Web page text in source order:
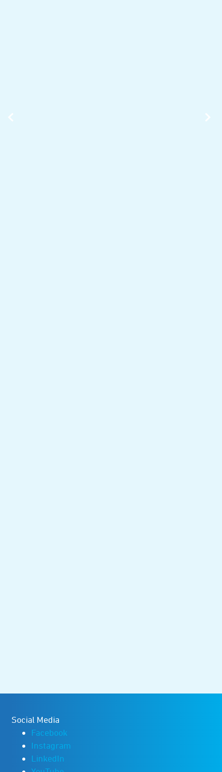
Social Media
Facebook
Instagram
LinkedIn